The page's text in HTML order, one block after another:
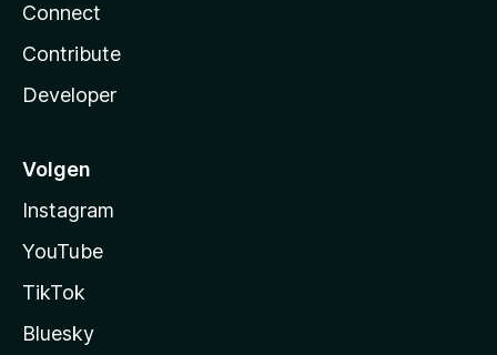
Connect
Contribute
Developer
Volgen
Instagram
YouTube
TikTok
Bluesky